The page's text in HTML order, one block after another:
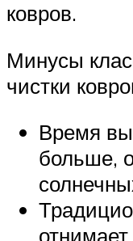
ковров.
Минусы
чистки
Время
больше,